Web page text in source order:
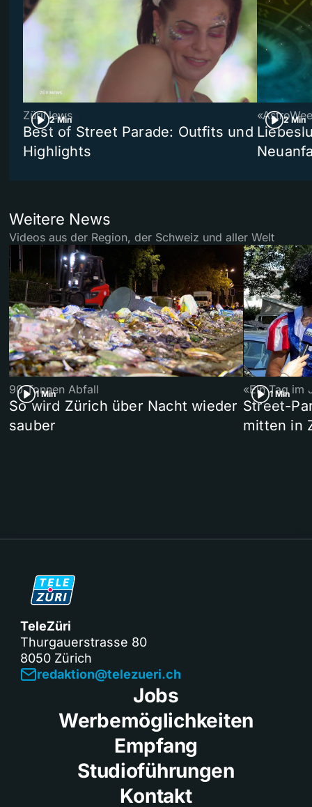
2 Min
ZüriNews
Best of Street Parade: Outfits und
Highlights
2 Min
Weitere News
Videos aus der Region, der Schweiz und aller Welt
1 Min
90 Tonnen Abfall
So wird Zürich über Nacht wieder
sauber
1 Min
«Ein Tag im
Street-
mitten in
TeleZüri
Thurgauerstrasse 80
8050 Zürich
redaktion@telezueri.ch
Jobs
Werbemöglichkeiten
Empfang
Studioführungen
Kontakt